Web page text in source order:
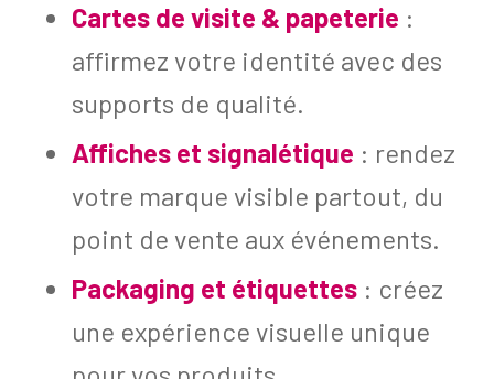
Cartes de visite & papeterie :
affirmez votre identité avec des
supports de qualité.
Affiches et signalétique : rendez
votre marque visible partout, du
point de vente aux événements.
Packaging et étiquettes: créez
une expérience visuelle unique